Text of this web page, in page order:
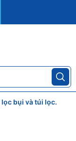
bụi và túi lọc.